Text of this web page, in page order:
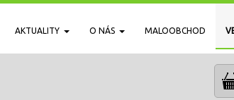
AKTUALITY O NÁS MALOOBCHOD